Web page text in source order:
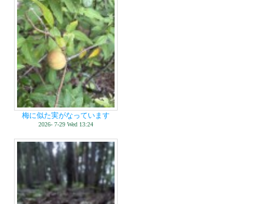
梅に似た実がなっています
2026- 7-29 Wed 13:24